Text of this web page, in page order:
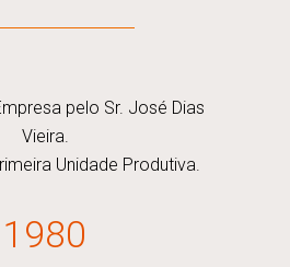
pelo Sr. José Dias
Vieira.
Unidade Produtiva.
1980